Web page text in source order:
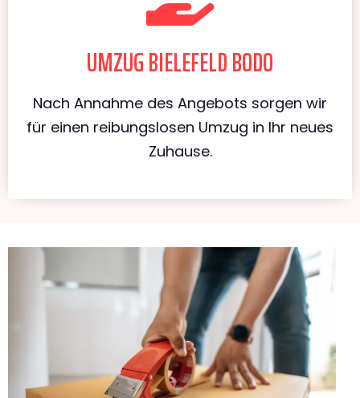
UMZUG BIELEFELD BODO
Nach Annahme des Angebots sorgen wir
für einen reibungslosen Umzug in Ihr neues
Zuhause.